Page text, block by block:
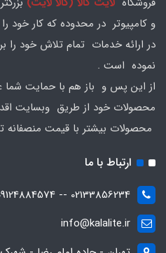
در ارائه خدمات تمام تلاش خود را
نموده است .
از این پس و باز هم با حمایت شما
محصولات خود از طریق وبسایت
محصولات بیشتر با قیمت منصفانه
ارتباط با ما
02133856234 -- 09124884574
info@kalalite.ir